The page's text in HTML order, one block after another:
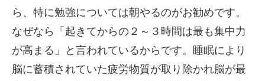
ら、特に勉強については朝やるのがお勧めです。
なぜなら「起きてからの２～３時間は最も集中力
が高まる」と言われているからです。睡眠により
脳に蓄積されていた疲労物質が取り除かれ脳が最